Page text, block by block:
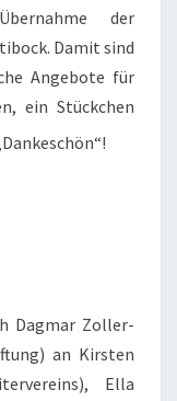
der
Damit sind
Angebote für
ein Stückchen
Dagmar Zoller-
an Kirsten
Ella